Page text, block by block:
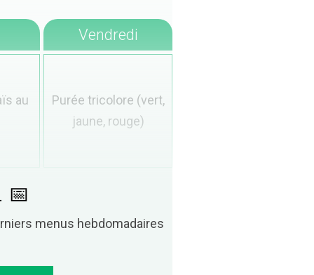
au
Vendredi
Purée tricolore (vert,
jaune, rouge)
📅
menus hebdomadaires